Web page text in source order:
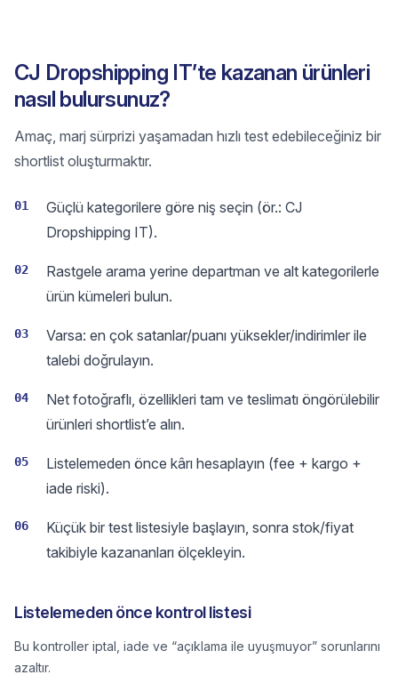
CJ Dropshipping IT’te kazanan ürünleri
nasıl bulursunuz?
Amaç, marj sürprizi yaşamadan hızlı test edebileceğiniz bir
shortlist oluşturmaktır.
01
Güçlü kategorilere göre niş seçin (ör.: CJ
Dropshipping IT).
02
Rastgele arama yerine departman ve alt kategorilerle
ürün kümeleri bulun.
03
Varsa: en çok satanlar/puanı yüksekler/indirimler ile
talebi doğrulayın.
04
Net fotoğraflı, özellikleri tam ve teslimatı öngörülebilir
ürünleri shortlist’e alın.
05
Listelemeden önce kârı hesaplayın (fee + kargo +
iade riski).
06
Küçük bir test listesiyle başlayın, sonra stok/fiyat
takibiyle kazananları ölçekleyin.
Listelemeden önce kontrol listesi
Bu kontroller iptal, iade ve “açıklama ile uyuşmuyor” sorunlarını
azaltır.